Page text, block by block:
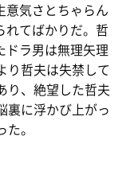
意気さとちゃらん
れてばかりだ。哲
ドラ男は無理矢理
り哲夫は失禁して
り、絶望した哲夫
裏に浮かび上がっ
。